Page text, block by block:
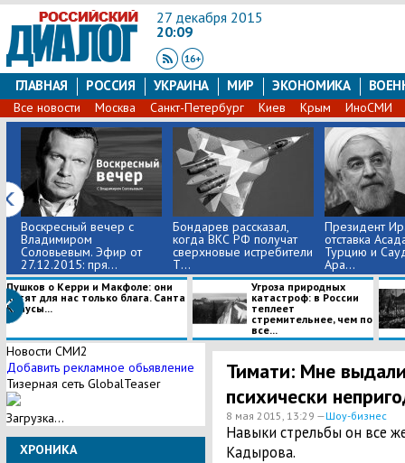
27 декабря 2015
20:09
ГЛАВНАЯ РОССИЯ УКРАИНА МИР ЭКОНОМИКА
Все новости Москва Санкт-Петербург Киев Крым ИноСМИ
Воскресный вечер с
Владимиром
Соловьевым. Эфир от
27.12.2015: пря...
Бондарев рассказал,
когда ВКС РФ получат
сверхновые истребители
Т...
Президент
отставка
Турцию и
Ара...
Пушков о Керри и Макфоле: они
хотят для нас только блага. Санта
Клаусы...
Угроза природных
катастроф: в России
теплеет
стремительнее, чем по
все...
Новости СМИ2
Добавить рекламное обьявление
Тизерная сеть GlobalTeaser
Загрузка...
ХРОНИКА
Тимати: Мне
психически
8 мая 2015, 13:29 —Шоу-бизнес
Навыки стрельбы он все
Кадырова.